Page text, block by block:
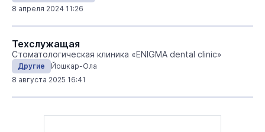
8 апреля 2024 11:26
Техслужащая
Стоматологическая клиника «ENIGMA dental clinic»
Другие
Йошкар-Ола
8 августа 2025 16:41